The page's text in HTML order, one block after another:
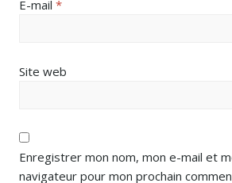
E-mail *
Site web
Enregistrer mon nom, mon e-mail et
navigateur pour mon prochain